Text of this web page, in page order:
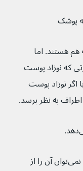
به هم هستند. اما
صورتی که نوزاد پوست
اگر نوزاد پوست
علت کلاهک گهواره مشخص نیست، اما نمی‌توان آن را از